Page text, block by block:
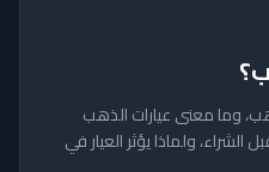
وما معنى عيارات الذهب
الشراء، ولماذا يؤثر العيار في